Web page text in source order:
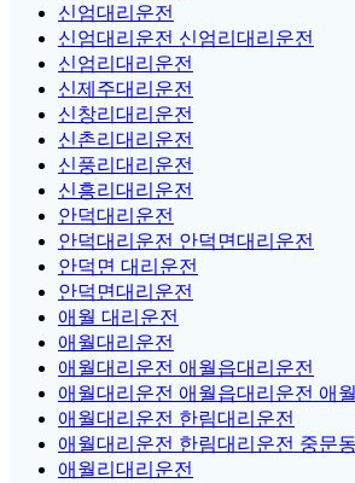
신엄대리운전
신엄대리운전 신엄리대리운전
신엄리대리운전
신제주대리운전
신창리대리운전
신촌리대리운전
신풍리대리운전
신흥리대리운전
안덕대리운전
안덕대리운전 안덕면대리운전
안덕면 대리운전
안덕면대리운전
애월 대리운전
애월대리운전
애월대리운전 애월읍대리운전
애월대리운전 애월읍대리운전 애
애월대리운전 한림대리운전
애월대리운전 한림대리운전 중문
애월리대리운전